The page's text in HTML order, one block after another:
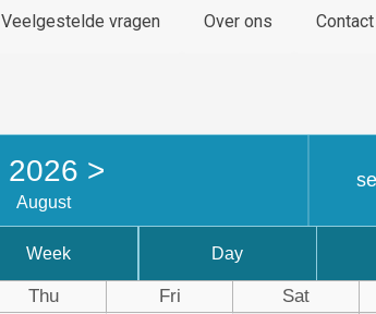
Veelgestelde vragen Over ons Contact
2026 >
August
Week Day
Thu Fri Sat